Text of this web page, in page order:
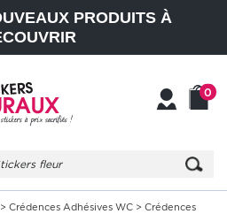
PRODUITS À
0
> Crédences Adhésives WC > Crédences